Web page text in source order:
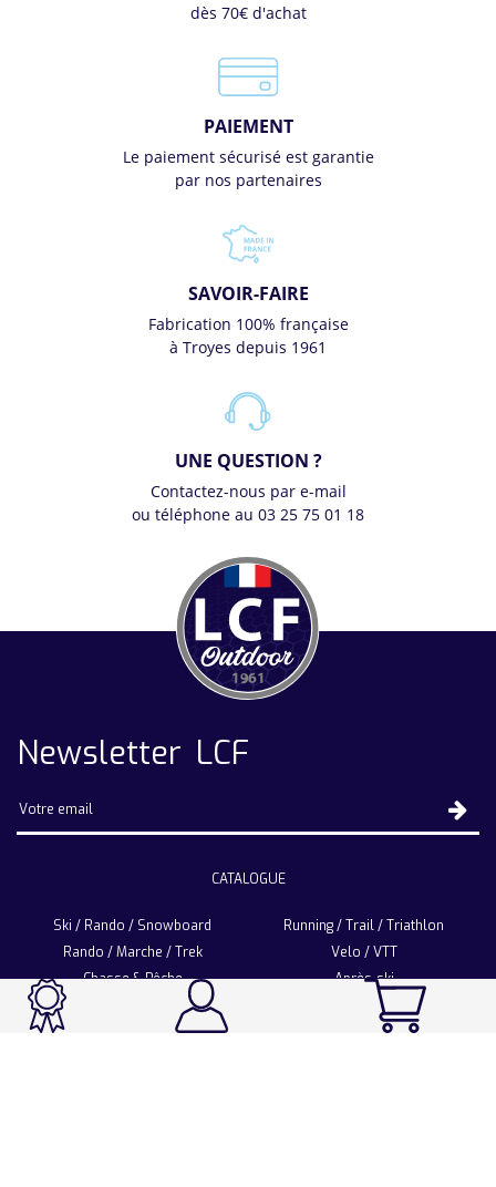
dès 70€ d'achat
PAIEMENT
Le paiement sécurisé est garantie
par nos partenaires
SAVOIR-FAIRE
Fabrication 100% française
à Troyes depuis 1961
UNE QUESTION ?
Contactez-nous par e-mail
ou téléphone au 03 25 75 01 18
Newsletter LCF
CATALOGUE
Ski / Rando / Snowboard
Running / Trail / Triathlon
Rando / Marche / Trek
Velo / VTT
Chasse & Pêche
Après-ski
Sport Fashion